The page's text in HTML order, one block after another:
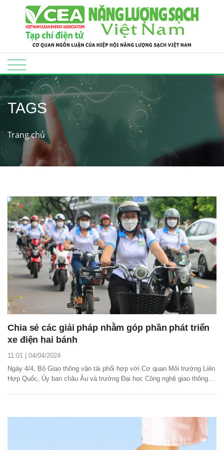
TAGS
Trang chủ
Chia sẻ các giải pháp nhằm góp phần phát triển
xe điện hai bánh
11:01 | 04/04/2024
Ngày 4/4, Bộ Giao thông vận tải phối hợp với Cơ quan Môi trường Liên
Hợp Quốc, Ủy ban châu Âu và trường Đại học Công nghệ giao thông